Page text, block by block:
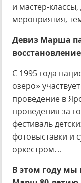
и мастер-классы,
мероприятия,
Девиз Марша
С 1995 года
озеро»
проведение в
проведения за
фестиваль
фотовыставки и
оркестром…
В этом году